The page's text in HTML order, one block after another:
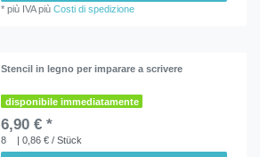
*più IVApiùCosti di spedizione
Stencil in legno per imparare a scrivere
disponibile immediatamente
6,90 € *
8 | 0,86 € / Stück